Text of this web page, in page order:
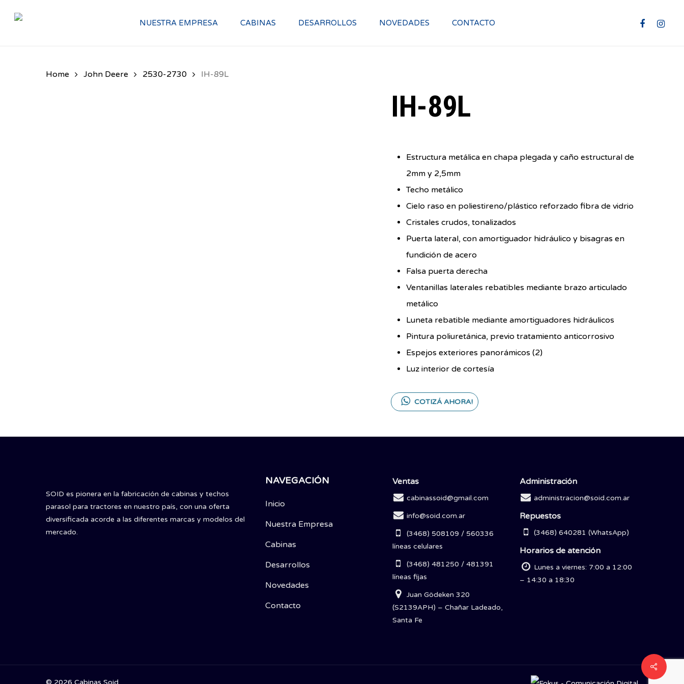
NUESTRA EMPRESA CABINAS DESARROLLOS NOVEDADES CONTACTO FACEBOOK
Home John Deere 2530-2730 IH-89L
IH-89L
Estructura metálica en chapa plegada y caño estructural de
2mm y 2,5mm
Techo metálico
Cielo raso en poliestireno/plástico reforzado fibra de vidrio
Cristales crudos, tonalizados
Puerta lateral, con amortiguador hidráulico y bisagras en
fundición de acero
Falsa puerta derecha
Ventanillas laterales rebatibles mediante brazo articulado
metálico
Luneta rebatible mediante amortiguadores hidráulicos
Pintura poliuretánica, previo tratamiento anticorrosivo
Espejos exteriores panorámicos (2)
Luz interior de cortesía
COTIZÁ AHORA!
SOID es pionera en la fabricación de cabinas y techos
parasol para tractores en nuestro país, con una oferta
diversificada acorde a las diferentes marcas y modelos del
mercado.
NAVEGACIÓN
Inicio
Nuestra Empresa
Cabinas
Desarrollos
Novedades
Contacto
Ventas
cabinassoid@gmail.com
info@soid.com.ar
(3468) 508109 / 560336
líneas celulares
(3468) 481250 / 481391
líneas fijas
Juan Gödeken 320
(S2139APH) – Chañar Ladeado,
Santa Fe
Administración
administracion@soid.com.ar
Repuestos
(3468) 640281 (WhatsApp)
Horarios de atención
Lunes a viernes: 7:00 a 12:00
– 14:30 a 18:30
© 2026 Cabinas Soid.